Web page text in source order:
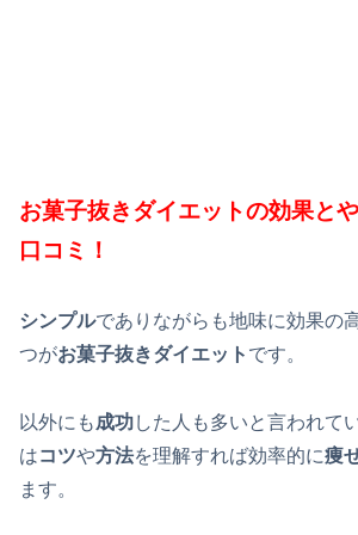
お菓子抜きダイエットの効果と
口コミ！
シンプルでありながらも地味に効果の
つがお菓子抜きダイエット です。
以外にも成功した人も多いと言われて
はコツや方法を理解すれば効率的に痩
ます。